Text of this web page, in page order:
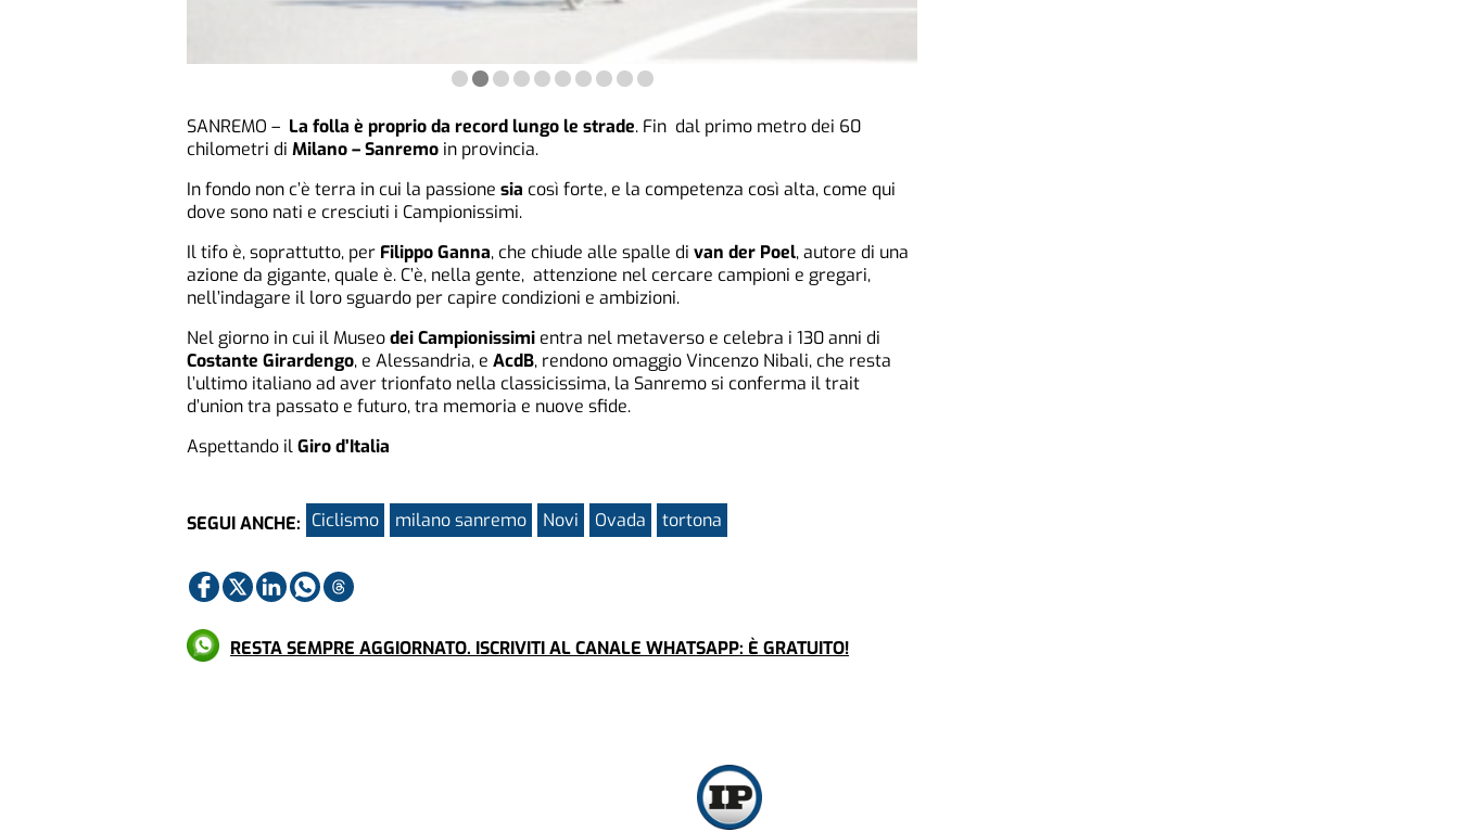
SANREMO – La folla è proprio da record lungo le strade. Fin dal primo metro dei 60
chilometri di Milano – Sanremo in provincia.
In fondo non c’è terra in cui la passione sia così forte, e la competenza così alta, come qui
dove sono nati e cresciuti i Campionissimi.
Il tifo è, soprattutto, per Filippo Ganna, che chiude alle spalle di van der Poel, autore di una
azione da gigante, quale è. C’è, nella gente, attenzione nel cercare campioni e gregari,
nell’indagare il loro sguardo per capire condizioni e ambizioni.
Nel giorno in cui il Museodei Campionissimi entra nel metaverso e celebra i 130 anni di
Costante Girardengo, e Alessandria, e AcdB, rendono omaggio Vincenzo Nibali, che resta
l’ultimo italiano ad aver trionfato nella classicissima, la Sanremo si conferma il trait
d’union tra passato e futuro, tra memoria e nuove sfide.
Aspettando ilGiro d’Italia
SEGUI ANCHE: Ciclismo milano sanremo Novi Ovada tortona
RESTA SEMPRE AGGIORNATO. ISCRIVITI AL CANALE WHATSAPP: È GRATUITO!